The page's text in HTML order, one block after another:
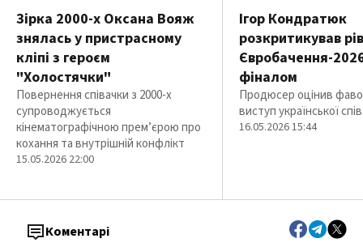
Зірка 2000-х Оксана Вояж
знялась у пристрасному
кліпі з героєм
"Холостячки"
Повернення співачки з 2000-х
супроводжується
кінематографічною прем’єрою про
кохання та внутрішній конфлікт
15.05.2026 22:00
Ігор Кондратюк
розкритикував
Євробачення-
фіналом
Продюсер оцінив
виступ української
16.05.2026 15:44
Коментарі